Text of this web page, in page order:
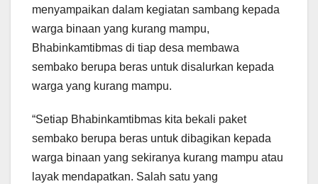
menyampaikan dalam kegiatan sambang kepada
warga binaan yang kurang mampu,
Bhabinkamtibmas di tiap desa membawa
sembako berupa beras untuk disalurkan kepada
warga yang kurang mampu.
“Setiap Bhabinkamtibmas kita bekali paket
sembako berupa beras untuk dibagikan kepada
warga binaan yang sekiranya kurang mampu atau
layak mendapatkan. Salah satu yang